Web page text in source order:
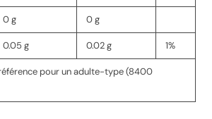
0 g 0 g
0.05 g 0.02 g 1%
pour un adulte-type (8400